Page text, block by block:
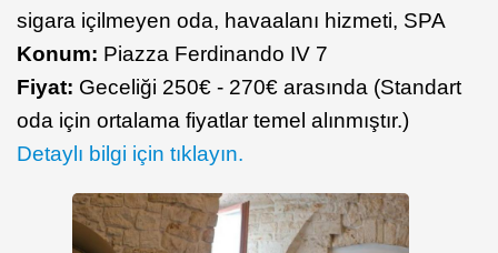
sigara içilmeyen oda, havaalanı hizmeti, SPA
Konum: Piazza Ferdinando IV 7
Fiyat: Geceliği 250€ - 270€ arasında (Standart
oda için ortalama fiyatlar temel alınmıştır.)
Detaylı bilgi için tıklayın.